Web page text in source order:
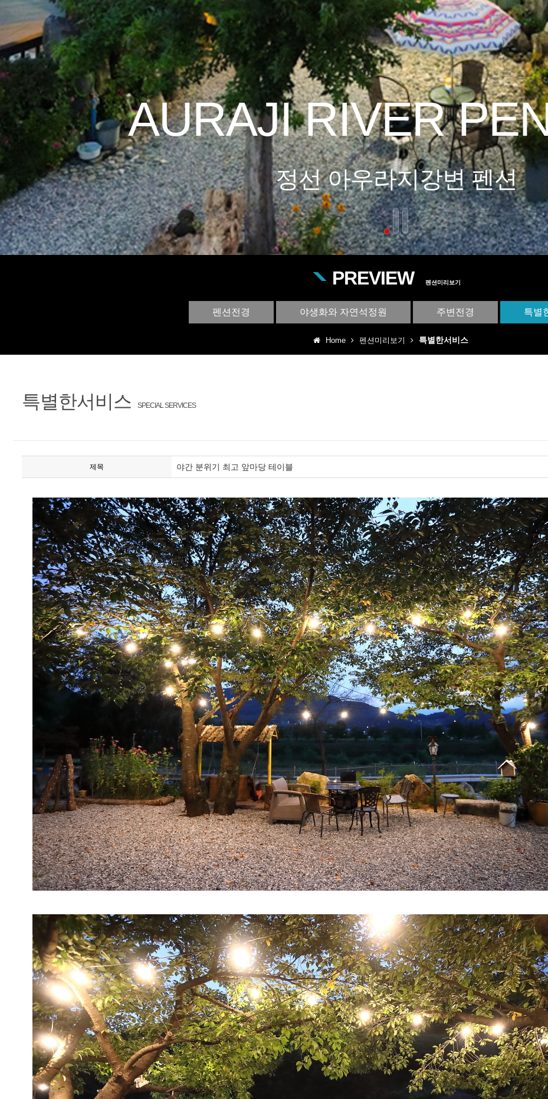
AURAJI RIVER
정선 아우라지강변 펜션
PREVIEW 펜션미리보기
펜션전경 야생화와 자연석정원 주변전경 특별
Home 펜션미리보기 특별한서비스
특별한서비스 SPECIAL SERVICES
제목 야간 분위기 최고 앞마당 테이블